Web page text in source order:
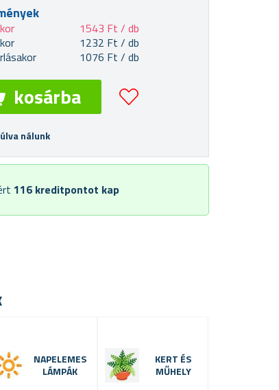
1543 Ft / db
1232 Ft / db
1076 Ft / db
nálunk
116 kreditpontot kap
NAPELEMES
LÁMPÁK
KERT ÉS
MŰHELY